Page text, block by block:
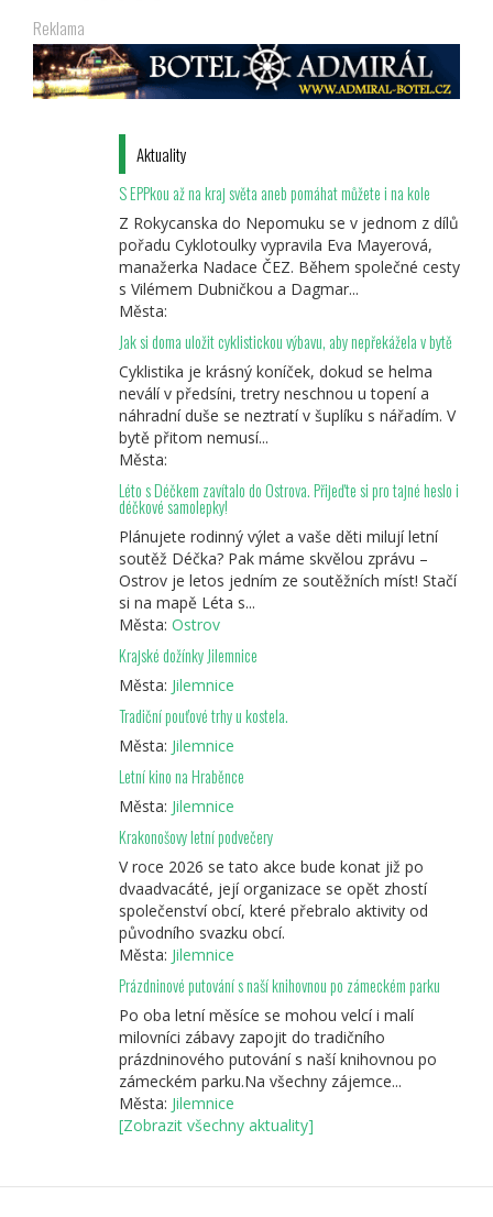
Reklama
Aktuality
S EPPkou až na kraj světa aneb pomáhat můžete i na kole
Z Rokycanska do Nepomuku se v jednom z dílů
pořadu Cyklotoulky vypravila Eva Mayerová,
manažerka Nadace ČEZ. Během společné cesty
s Vilémem Dubničkou a Dagmar...
Města:
Jak si doma uložit cyklistickou výbavu, aby nepřekážela v bytě
Cyklistika je krásný koníček, dokud se helma
neválí v předsíni, tretry neschnou u topení a
náhradní duše se neztratí v šuplíku s nářadím. V
bytě přitom nemusí...
Města:
Léto s Déčkem zavítalo do Ostrova. Přijeďte si pro tajné heslo i
déčkové samolepky!
Plánujete rodinný výlet a vaše děti milují letní
soutěž Déčka? Pak máme skvělou zprávu –
Ostrov je letos jedním ze soutěžních míst! Stačí
si na mapě Léta s...
Města: Ostrov
Krajské dožínky Jilemnice
Města: Jilemnice
Tradiční pouťové trhy u kostela.
Města: Jilemnice
Letní kino na Hraběnce
Města: Jilemnice
Krakonošovy letní podvečery
V roce 2026 se tato akce bude konat již po
dvaadvacáté, její organizace se opět zhostí
společenství obcí, které přebralo aktivity od
původního svazku obcí.
Města: Jilemnice
Prázdninové putování s naší knihovnou po zámeckém parku
Po oba letní měsíce se mohou velcí i malí
milovníci zábavy zapojit do tradičního
prázdninového putování s naší knihovnou po
zámeckém parku.Na všechny zájemce...
Města: Jilemnice
[Zobrazit všechny aktuality]